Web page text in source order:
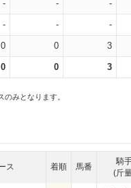
- - -
- - -
0 0 3
0 0 3
みとなります。
ス 着順 馬番
騎
(斤